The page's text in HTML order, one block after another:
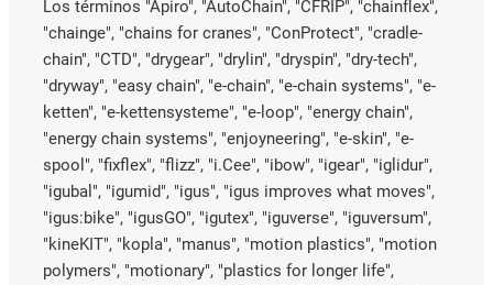
Los términos "Apiro", "AutoChain", "CFRIP", "chainflex",
"chainge", "chains for cranes", "ConProtect", "cradle-
chain", "CTD", "drygear", "drylin", "dryspin", "dry-tech",
"dryway", "easy chain", "e-chain", "e-chain systems", "e-
ketten", "e-kettensysteme", "e-loop", "energy chain",
"energy chain systems", "enjoyneering", "e-skin", "e-
spool", "fixflex", "flizz", "i.Cee", "ibow", "igear", "iglidur",
"igubal", "igumid", "igus", "igus improves what moves",
"igus:bike", "igusGO", "igutex", "iguverse", "iguversum",
"kineKIT", "kopla", "manus", "motion plastics", "motion
polymers", "motionary", "plastics for longer life",